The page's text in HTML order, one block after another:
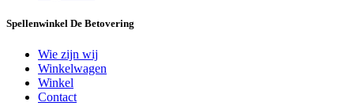
Spellenwinkel De Betover​ing
Wie zijn wij
Winkelwagen
Winkel
Contact